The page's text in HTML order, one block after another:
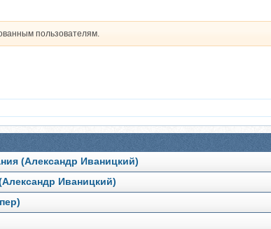
пользователям.
(Александр Иваницкий)
Иваницкий)